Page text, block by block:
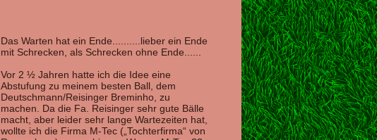
Das Warten hat ein Ende..........lieber ein Ende
mit Schrecken, als Schrecken ohne Ende......
Vor 2 ½ Jahren hatte ich die Idee eine
Abstufung zu meinem besten Ball, dem
Deutschmann/Reisinger Breminho, zu
machen. Da die Fa. Reisinger sehr gute Bälle
macht, aber leider sehr lange Wartezeiten hat,
wollte ich die Firma M-Tec („Tochterfirma“ von